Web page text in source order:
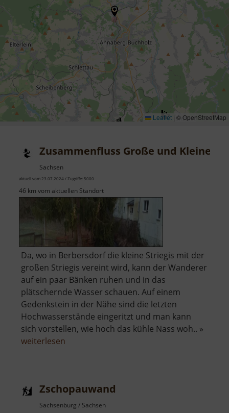
Leaflet | © OpenStreetMap
Zusammenfluss Große und Kleine
Sachsen
aktuell vom 23.07.2024 / Zugriffe: 5000
46 km vom aktuellen Standort
Da, wo in Berbersdorf die kleine Striegis mit der
großen Striegis vereint wird, kann der Wanderer
auf ein paar Bänken ruhen und in das
plätschernde Wasser schauen. Auf einem
Gedenkstein in der Nähe sind die letzten
Hochwasserstände eingeritzt und man kann
sich vorstellen, wie hoch das kühle Nass woh.. »
weiterlesen
Kleine
Striegis
Zschopauwand
Sachsenburg / Sachsen